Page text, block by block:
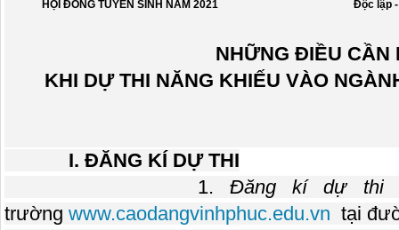
HỘI ĐỒNG TUYỂN SINH NĂM 2021
Độc lập
NHỮNG ĐIỀU CẦN
KHI DỰ THI NĂNG KHIẾU VÀO
I. ĐĂNG KÍ DỰ THI
1.Đăng kí dự thi
trường www.caodangvinhphuc.edu.vn tại